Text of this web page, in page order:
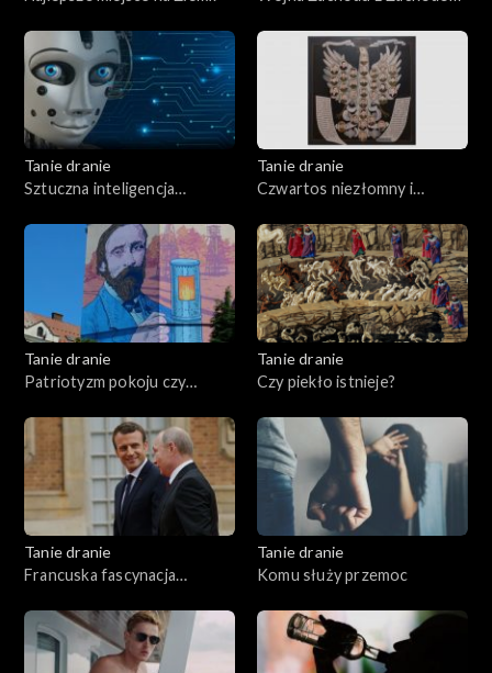
Tanie dranie
Sztuczna inteligencja
Tanie dranie
Czwartos niezłomny i
Tanie dranie
Patriotyzm pokoju czy
Tanie dranie
Czy piekło istnieje?
Tanie dranie
Francuska fascynacja
Tanie dranie
Komu służy przemoc